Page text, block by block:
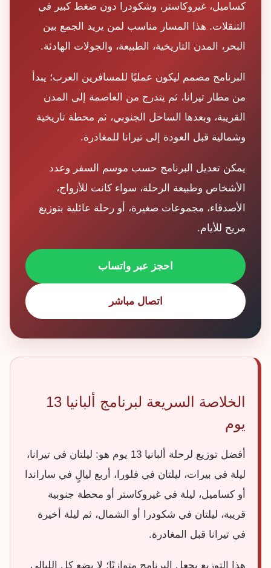
كساميل، غيروكاستر، وشكودرا دون ضغط كبير في
التنقلات. هذا المسار مناسب لمن يريد الجمع بين
البحر، المدن التاريخية، الطبيعة، والجولات الهادئة.
البرنامج مصمم ليكون عمليًا للمسافرين العرب؛ يبدأ
من مطار تيرانا، ثم يتدرج من العاصمة إلى المدن
القريبة، وبعدها الساحل الجنوبي، ثم محطة تاريخية
وشمالية قبل العودة إلى تيرانا للمغادرة.
يمكن تعديل البرنامج حسب موسم السفر وعدد
الأشخاص وطبيعة الرحلة، سواء كانت للأزواج،
الأصدقاء، مجموعات صغيرة، أو رحلة عائلية بتوزيع
مريح للأيام.
احجز عبر واتساب
اتصال مباشر
الخلاصة السريعة لبرنامج ألبانيا 13
يوم
أفضل توزيع لرحلة ألبانيا 13 يوم هو: ليلتان في تيرانا،
ليلة في بيرات، ليلتان في فلورا، أربع ليالٍ في ساراندا
أو كساميل، ليلة في غيروكاستر أو محطة جنوبية
قريبة، ليلتان في شكودرا أو الشمال، ثم ليلة أخيرة
في تيرانا قبل المغادرة.
هذا التوزيع يجعل البرنامج متوازنًا؛ لا يضع كل الليالي